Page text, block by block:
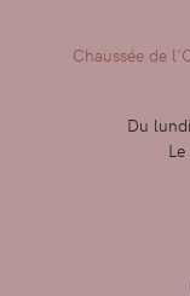
Chaussée de
Du